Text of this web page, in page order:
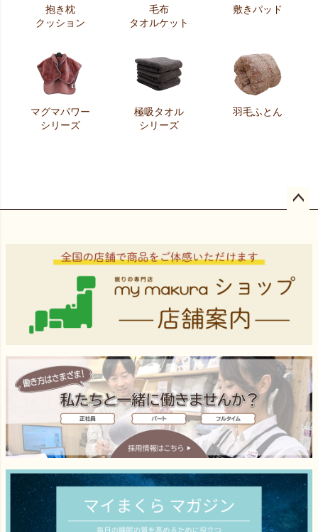
抱き枕
クッション
毛布
タオルケット
敷きパッド
マグマパワー
シリーズ
極吸タオル
シリーズ
羽毛ふとん